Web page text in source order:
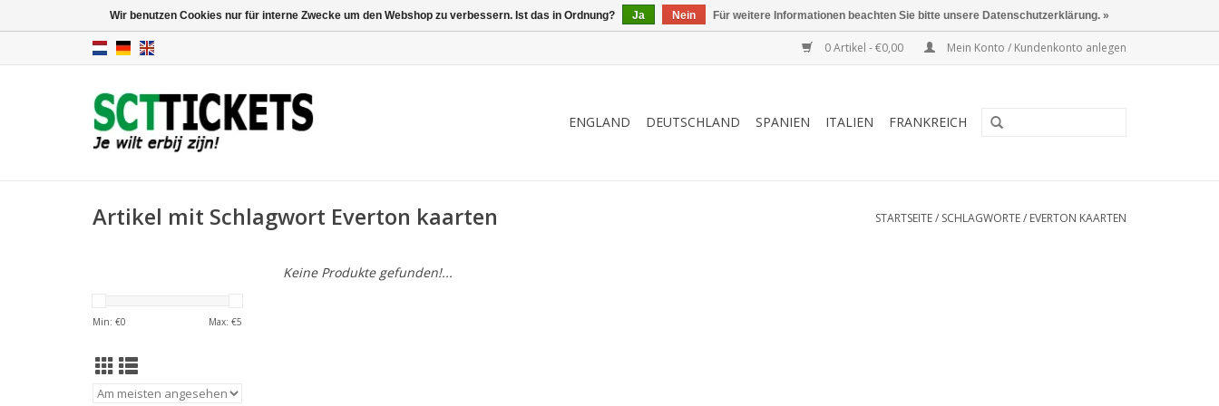
0 Artikel - €0,00 Mein Konto / Kundenkonto anlegen
ENGLAND DEUTSCHLAND SPANIEN ITALIEN FRANKREICH
Artikel mit Schlagwort Everton kaarten STARTSEITE/ SCHLAGWORTE/ EVERTON KAARTEN
Min: €0 Max: €5
Keine Produkte gefunden!...
Wir benutzen Cookies nur für interne Zwecke um den Webshop zu verbessern. Ist das in Ordnung? Ja Nein Für weitere Informationen beachten Sie bitte unsere Datenschutzerklärung. »